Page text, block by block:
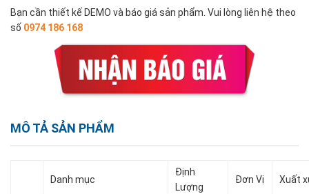
Bạn cần thiết kế DEMO và báo giá sản phẩm. Vui lòng liên hệ theo
số 0974 186 168
MÔ TẢ SẢN PHẨM
Danh mục
Định
Lượng
Đơn Vị Xuất